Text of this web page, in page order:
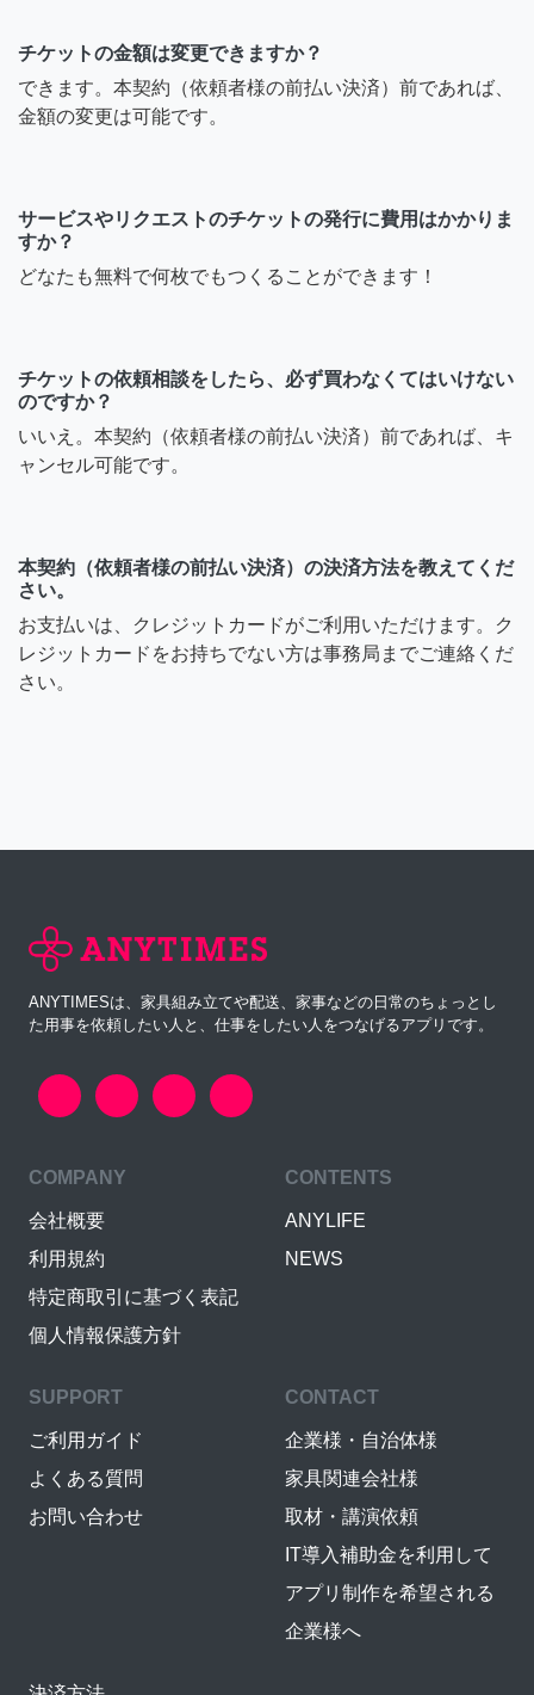
チケットの金額は変更できますか？
できます。本契約（依頼者様の前払い決済）前であれば、
金額の変更は可能です。
サービスやリクエストのチケットの発行に費用はかかりま
すか？
どなたも無料で何枚でもつくることができます！
チケットの依頼相談をしたら、必ず買わなくてはいけない
のですか？
いいえ。本契約（依頼者様の前払い決済）前であれば、キ
ャンセル可能です。
本契約（依頼者様の前払い決済）の決済方法を教えてくだ
さい。
お支払いは、クレジットカードがご利用いただけます。ク
レジットカードをお持ちでない方は事務局までご連絡くだ
さい。
ANYTIMESは、家具組み立てや配送、家事などの日常のちょっとし
た用事を依頼したい人と、仕事をしたい人をつなげるアプリです。
COMPANY
会社概要
利用規約
特定商取引に基づく表記
個人情報保護方針
CONTENTS
ANYLIFE
NEWS
SUPPORT
ご利用ガイド
よくある質問
お問い合わせ
CONTACT
企業様・自治体様
家具関連会社様
取材・講演依頼
IT導入補助金を利用して
アプリ制作を希望される
企業様へ